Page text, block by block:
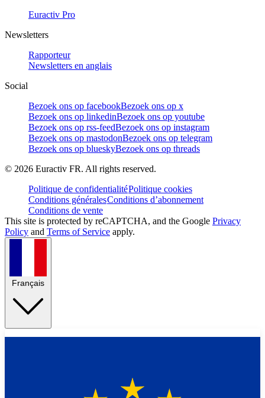
Euractiv Pro
Newsletters
Rapporteur
Newsletters en anglais
Social
Bezoek ons op facebookBezoek ons op x
Bezoek ons op linkedinBezoek ons op youtube
Bezoek ons op rss-feedBezoek ons op instagram
Bezoek ons op mastodonBezoek ons op telegram
Bezoek ons op blueskyBezoek ons op threads
© 2026 Euractiv FR. All rights reserved.
Politique de confidentialitéPolitique cookies
Conditions généralesConditions d’abonnement
Conditions de vente
This site is protected by reCAPTCHA, and the Google Privacy
Policy and Terms of Service apply.
Français